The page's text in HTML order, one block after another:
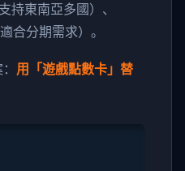
支持東南亞多國）、
適合分期需求）。
用「遊戲點數卡」替